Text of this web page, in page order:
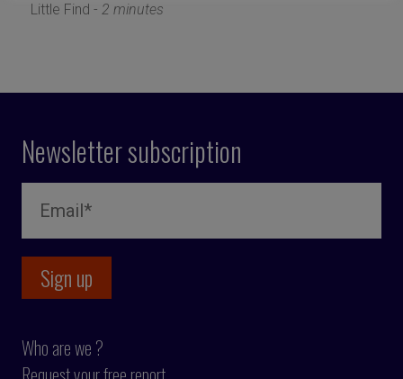
Little Find - 2 minutes
Newsletter subscription
Who are we ?